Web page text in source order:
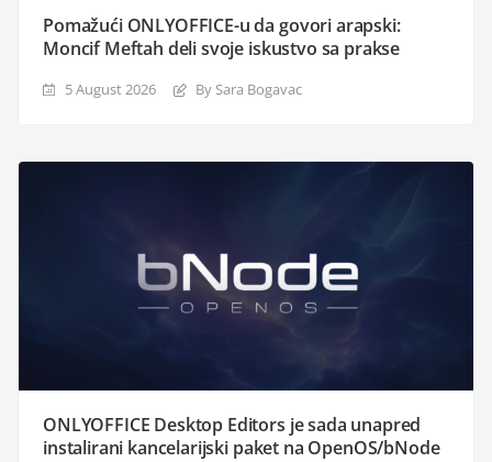
Pomažući ONLYOFFICE-u da govori arapski:
Moncif Meftah deli svoje iskustvo sa prakse
5 August 2026 By Sara Bogavac
ONLYOFFICE Desktop Editors je sada unapred
instalirani kancelarijski paket na OpenOS/bNode